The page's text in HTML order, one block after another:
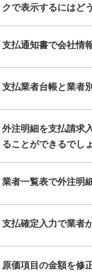
クで表示するにはど
支払通知書で会社情
支払業者台帳と業者
外注明細を支払請求
ることができるでし
業者一覧表で外注明
支払確定入力で業者
原価項目の金額を修